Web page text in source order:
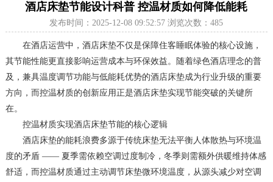
酒店床垫节能设计科普 控温材质如何降低能耗
发布时间：2025-12-08 09:52:57 浏览次数：485
在酒店运营中，酒店床垫不仅是保障住客睡眠体验的核心设施，
其节能性能更直接影响运营成本与环保效益。随着绿色酒店理念的普
及，兼具温度调节功能与低能耗优势的酒店床垫成为行业升级的重要
方向，而控温材质的创新应用正是酒店床垫实现节能突破的关键所
在。
控温材质实现酒店床垫节能的核心逻辑
酒店床垫的能耗浪费多源于传统床垫无法平衡人体散热与环境温
度的矛盾 —— 夏季需依赖空调过度制冷，冬季则需额外供暖维持体感
舒适，而控温材质通过主动调节床垫微环境温度，从源头减少对空调